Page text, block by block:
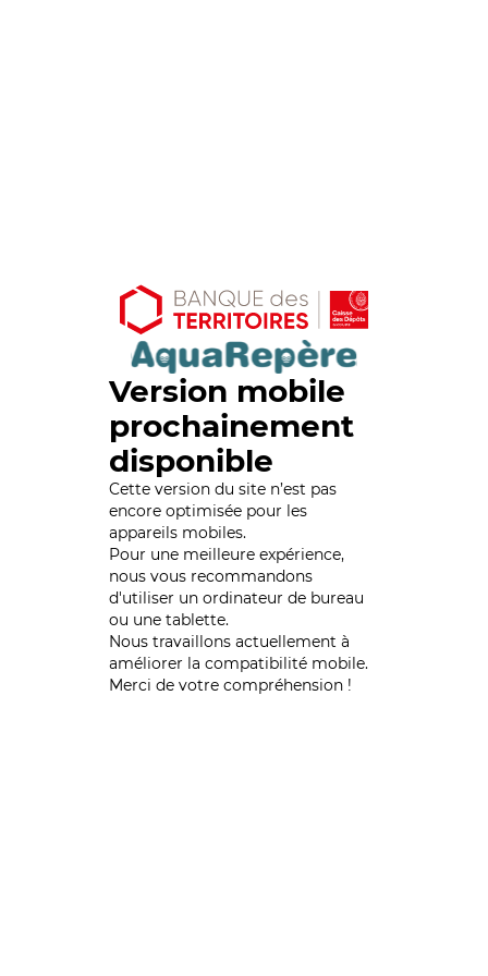
Version mobile
prochainement
disponible
Cette version du site n’est pas
encore optimisée pour les
appareils mobiles.
Pour une meilleure expérience,
nous vous recommandons
d'utiliser un ordinateur de bureau
ou une tablette.
Nous travaillons actuellement à
améliorer la compatibilité mobile.
Merci de votre compréhension !